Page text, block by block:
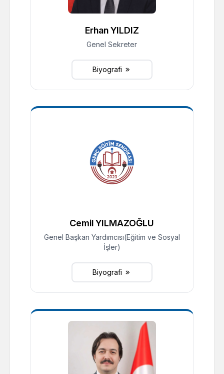
Erhan YILDIZ
Genel Sekreter
Biyografi
Cemil YILMAZOĞLU
Genel Başkan Yardımcısı(Eğitim ve Sosyal
İşler)
Biyografi